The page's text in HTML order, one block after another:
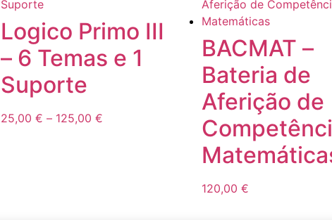
Logico Primo III
– 6 Temas e 1
Suporte
25,00€ – 125,00€
BACMAT –
Bateria de
Aferição de
120,00 €